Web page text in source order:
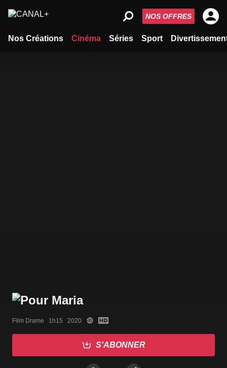
Nos Créations Cinéma Séries Sport
NOS OFFRES
Film Drame   1h15   2020
S'ABONNER